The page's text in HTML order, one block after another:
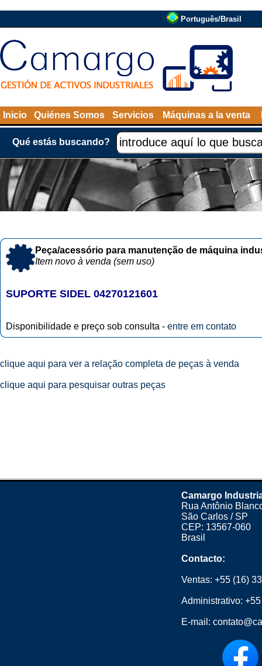
Português/Brasil
Inicio Quiénes Somos Servicios Máquinas a la venta
Qué estás buscando?
Peça/acessório para manutenção de máquina
Item novo à venda (sem uso)
SUPORTE SIDEL 04270121601
Disponibilidade e preço sob consulta - entre em contato
clique aqui para ver a relação completa de peças à venda
clique aqui para pesquisar outras peças
Camargo
Rua Antônio
São Carlos / SP
CEP: 13567-060
Brasil
Contacto:
Ventas: +55 (16)
Administrativo:
E-mail: